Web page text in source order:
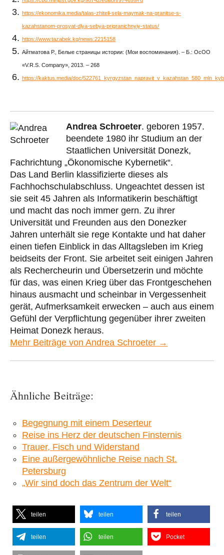
https://ekonomika.media/talas-zhiteli-sela-maymak-na-granitse-s-
kazahstanom-prosyat-dlya-sebya-prigranichnyiy-status/
https://www.tazabek.kg/news:2215158
Айтматова Р., Белые страницы истории: (Мои воспоминания). – Б.: ОсОО
«V.R.S. Company», 2013. – 268
https://kaktus.media/doc/
Andrea Schroeter. geboren 1957.
beendete 1980 ihr Studium an der
Staatlichen Universität Donezk,
Fachrichtung „Ökonomische Kybernetik“.
Das Land Berlin klassifizierte dieses als
Fachhochschulabschluss. Ungeachtet dessen ist
sie seit 45 Jahren als Informatikerin beschäftigt
und macht das noch immer gern. Zu ihrer
Universität und Freunden aus den Donezker
Jahren unterhält sie rege Kontakte und hat daher
einen tiefen Einblick in das Alltagsleben im Krieg
beidseits der Front. Sie arbeitet seit einigen Jahren
als Rechercheurin und Übersetzerin und möchte
für das, was einen Krieg über das Frontgeschehen
hinaus ausmacht und scheinbar in Vergessenheit
gerät, Aufmerksamkeit erwecken – auch aus einem
Gefühl der Verpflichtung gegenüber ihrer zweiten
Heimat Donezk heraus.
Mehr Beiträge von Andrea Schroeter →
Ähnliche Beiträge:
Begegnung mit einem Deserteur
Reise ins Herz der deutschen Finsternis
Trauer, Fisch und Widerstand
Eine außergewöhnliche Reise nach St.
Petersburg
„Wir sind doch das Zentrum der Welt“
teilen teilen teilen
teilen teilen Pocket